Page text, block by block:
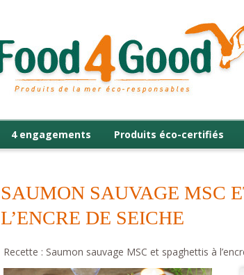
4 engagements Produits éco-certifiés
SAUMON SAUVAGE MSC
L’ENCRE DE SEICHE
Recette : Saumon sauvage MSC et spaghettis à